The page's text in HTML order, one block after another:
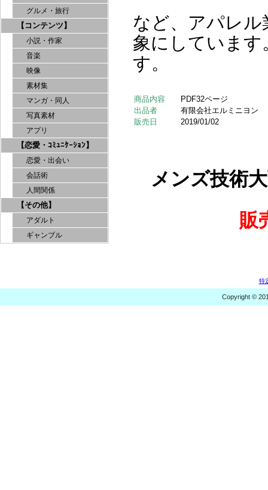
グルメ・旅行
【コンテンツ】
小説・作家
音楽
映像
素材集
マンガ・同人
写真素材
アプリ
【恋愛・ｺﾐｭﾆｹｰｼｮﾝ】
恋愛・出会い
会話術
人間関係
【その他】
アダルト
ギャンブル
など、アパレ
象にしていま
す。
商品内容
PDF32ページ
出品者
有限会社エルミニヨン
販売日
2019/01/02
メンズ技術
販
特
Copyright ©